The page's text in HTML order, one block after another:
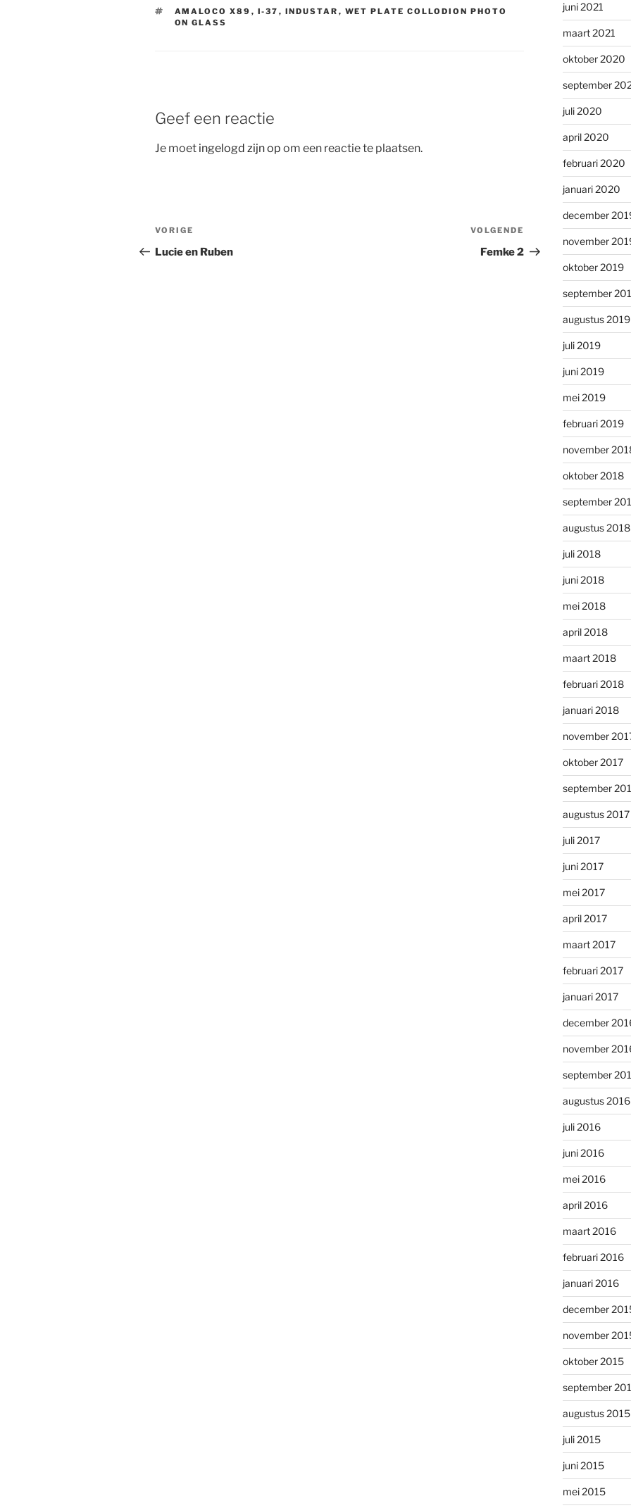
TAGS
AMALOCO X89 , I-37 , INDUSTAR , WET PLATE COLLODION PHOTO
ON GLASS
Geef een reactie
Je moet ingelogd zijn op om een reactie te plaatsen.
Bericht
navigatie
Vorig
bericht
VORIGE
Lucie en Ruben
Volgend
bericht
VOLGENDE
Femke 2
juni 2021
maart 2021
oktober 2020
september
juli 2020
april 2020
februari 2020
januari 2020
december
november
oktober 2019
september
augustus 2019
juli 2019
juni 2019
mei 2019
februari 2019
november
oktober 2018
september
augustus 2018
juli 2018
juni 2018
mei 2018
april 2018
maart 2018
februari 2018
januari 2018
november
oktober 2017
september
augustus 2017
juli 2017
juni 2017
mei 2017
april 2017
maart 2017
februari 2017
januari 2017
december
november
september
augustus 2016
juli 2016
juni 2016
mei 2016
april 2016
maart 2016
februari 2016
januari 2016
december
november
oktober 2015
september
augustus 2015
juli 2015
juni 2015
mei 2015